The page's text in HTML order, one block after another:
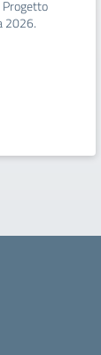
Progetto
2026.